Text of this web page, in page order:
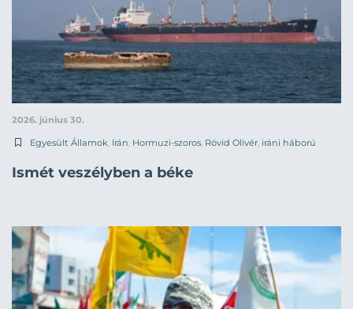
2026. június 30.
Egyesült Államok Irán Hormuzi-szoros Rövid Olivér iráni háború
Ismét veszélyben a béke